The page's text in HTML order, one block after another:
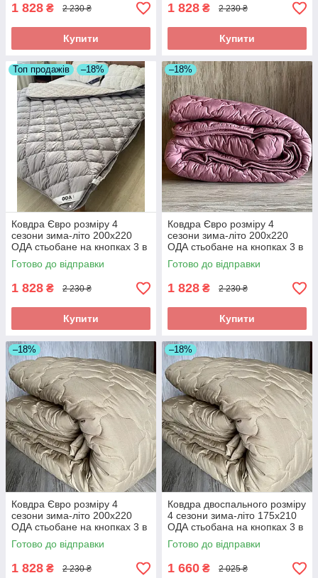
1 828 ₴ 2 230 ₴
Купити
1 828 ₴ 2 230 ₴
Купити
Топ продажів –18%
Ковдра Євро розміру 4
сезони зима-літо 200х220
ОДА стьобане на кнопках 3 в
1, Колір - сірий
Готово до відправки
1 828 ₴ 2 230 ₴
Купити
–18%
Ковдра Євро розміру 4
сезони зима-літо 200х220
ОДА стьобане на кнопках 3 в
1, Колір - Малиновий
Готово до відправки
1 828 ₴ 2 230 ₴
Купити
–18%
Ковдра Євро розміру 4
сезони зима-літо 200х220
ОДА стьобане на кнопках 3 в
1, Колір - Бежевий
Готово до відправки
1 828 ₴ 2 230 ₴
–18%
Ковдра двоспального розміру
4 сезони зима-літо 175х210
ОДА стьобана на кнопках 3 в
1, Колір - Бежевий
Готово до відправки
1 660 ₴ 2 025 ₴